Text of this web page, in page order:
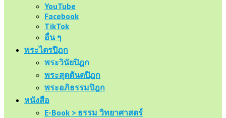
YouTube
Facebook
TikTok
อื่น ๆ
พระไตรปิฎก
พระวินัยปิฎก
พระสุตตันตปิฎก
พระอภิธรรมปิฎก
หนังสือ
E-Book > ธรรม วิทยาศาสตร์